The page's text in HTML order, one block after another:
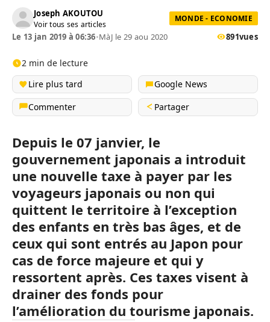
Joseph AKOUTOU
Voir tous ses articles
MONDE - ECONOMIE
Le 13 jan 2019 à 06:36•MàJ le 29 aou 2020 891vues
2 min de lecture
Lire plus tard
Google News
Commenter
Partager
Depuis le 07 janvier, le
gouvernement japonais a introduit
une nouvelle taxe à payer par les
voyageurs japonais ou non qui
quittent le territoire à l’exception
des enfants en très bas âges, et de
ceux qui sont entrés au Japon pour
cas de force majeure et qui y
ressortent après. Ces taxes visent à
drainer des fonds pour
l’amélioration du tourisme japonais.